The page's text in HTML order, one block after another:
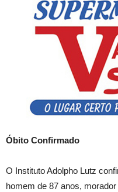
Óbito Confirmado
O Instituto Adolpho Lutz
homem de 87 anos,